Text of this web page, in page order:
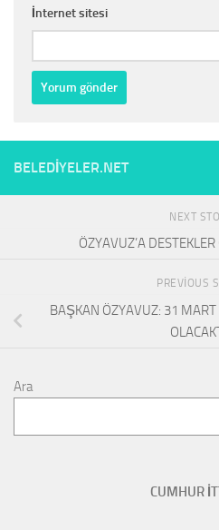
İnternet sitesi
BELEDIYELER.NET
NEXT
ÖZYAVUZ’A
PREVIOUS
BAŞKAN ÖZYAVUZ: 31 MART
Ara
CUMHUR